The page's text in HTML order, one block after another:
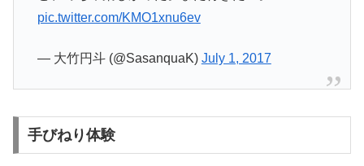
pic.twitter.com/KMO1xnu6ev
— 大竹円斗 (@SasanquaK) July 1, 2017
手びねり体験